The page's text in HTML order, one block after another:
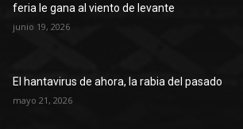
feria le gana al viento de levante
junio 19, 2026
El hantavirus de ahora, la rabia del pasado
mayo 21, 2026